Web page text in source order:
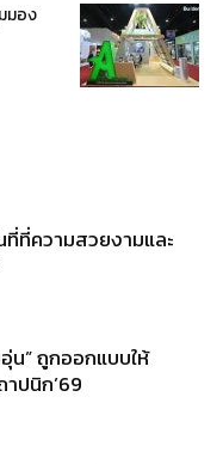
มอง
ที่ความสวยงามและ
น” ถูกออกแบบให้
ปนิก’69